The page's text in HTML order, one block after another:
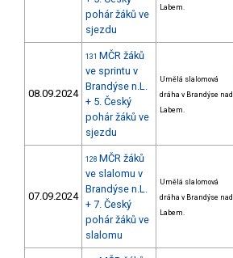
pohár žáků ve
sjezdu
Labem.
08.09.2024
131 MČR žáků
ve sprintu v
Brandýse n.L.
+ 5. Český
pohár žáků ve
sjezdu
Umělá slalomová
dráha v Brandýse nad
Labem.
07.09.2024
128 MČR žáků
ve slalomu v
Brandýse n.L.
+ 7. Český
pohár žáků ve
slalomu
Umělá slalomová
dráha v Brandýse nad
Labem.